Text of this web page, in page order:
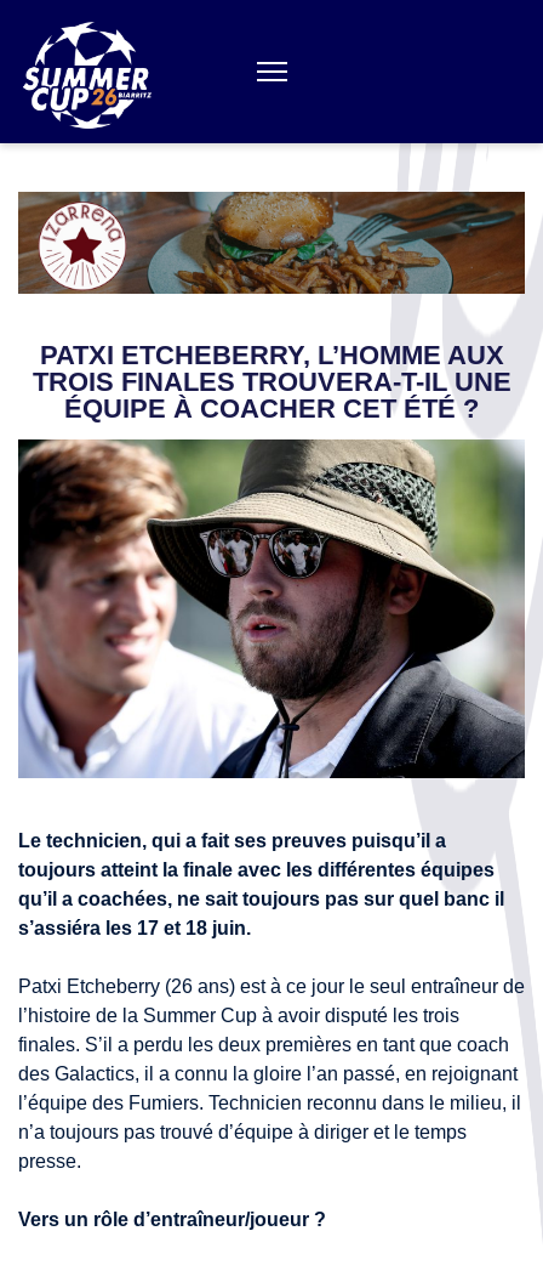
contenu
(Pressez
PATXI ETCHEBERRY, L’HOMME AUX
TROIS FINALES TROUVERA-T-IL UNE
ÉQUIPE À COACHER CET ÉTÉ ?
Le technicien, qui a fait ses preuves puisqu’il a
toujours atteint la finale avec les différentes équipes
qu’il a coachées, ne sait toujours pas sur quel banc il
s’assiéra les 17 et 18 juin.
Patxi Etcheberry (26 ans) est à ce jour le seul entraîneur de
l’histoire de la Summer Cup à avoir disputé les trois
finales. S’il a perdu les deux premières en tant que coach
des Galactics, il a connu la gloire l’an passé, en rejoignant
l’équipe des Fumiers. Technicien reconnu dans le milieu, il
n’a toujours pas trouvé d’équipe à diriger et le temps
presse.
Vers un rôle d’entraîneur/joueur ?